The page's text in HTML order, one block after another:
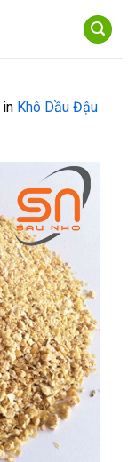
in Khô Dầu Đậu